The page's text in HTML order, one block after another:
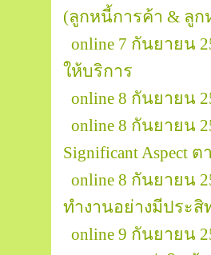
(ลูกหนี้การค้า & ลูก
online 7 กันยายน
ให้บริการ
online 8 กันยายน
online 8 กันยายน
Significant Aspect
online 8 กันยายน
ทำงานอย่างมีประสิ
online 9 กันยายน